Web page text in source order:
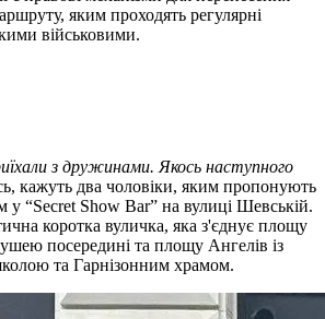
яким проходять регулярні
військовими.
з дружинами. Якось наступного
кажуть два чоловіки, яким пропонують
у “Secret Show Bar” на вулиці Шевській.
коротка вуличка, яка з'єднує площу
посередині та площу Ангелів із
та Гарнізонним храмом.